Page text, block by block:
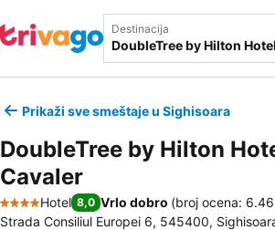
Destinacija
Prikaži sve smeštaje u Sighisoara
DoubleTree by Hilton
Cavaler
4 Zvezdice
Hotel 8,0 Vrlo dobro (broj ocena:
Strada Consiliul Europei 6, 545400,